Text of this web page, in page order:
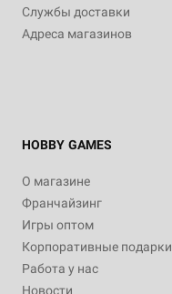
Службы доставки
Адреса магазинов
HOBBY GAMES
О магазине
Франчайзинг
Игры оптом
Корпоративные подарки
Работа у нас
Новости